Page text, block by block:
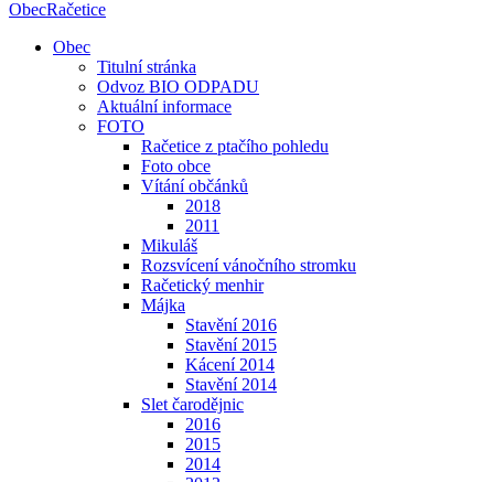
ObecRačetice
Obec
Titulní stránka
Odvoz BIO ODPADU
Aktuální informace
FOTO
Račetice z ptačího pohledu
Foto obce
Vítání občánků
2018
2011
Mikuláš
Rozsvícení vánočního stromku
Račetický menhir
Májka
Stavění 2016
Stavění 2015
Kácení 2014
Stavění 2014
Slet čarodějnic
2016
2015
2014